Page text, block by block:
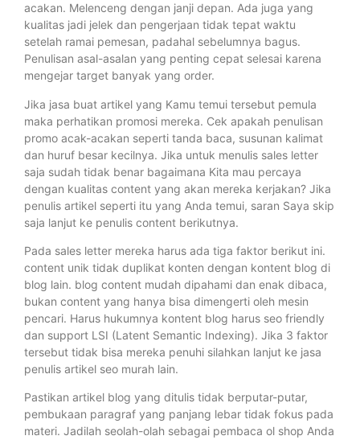
acakan. Melenceng dengan janji depan. Ada juga yang
kualitas jadi jelek dan pengerjaan tidak tepat waktu
setelah ramai pemesan, padahal sebelumnya bagus.
Penulisan asal-asalan yang penting cepat selesai karena
mengejar target banyak yang order.
Jika jasa buat artikel yang Kamu temui tersebut pemula
maka perhatikan promosi mereka. Cek apakah penulisan
promo acak-acakan seperti tanda baca, susunan kalimat
dan huruf besar kecilnya. Jika untuk menulis sales letter
saja sudah tidak benar bagaimana Kita mau percaya
dengan kualitas content yang akan mereka kerjakan? Jika
penulis artikel seperti itu yang Anda temui, saran Saya skip
saja lanjut ke penulis content berikutnya.
Pada sales letter mereka harus ada tiga faktor berikut ini.
content unik tidak duplikat konten dengan kontent blog di
blog lain. blog content mudah dipahami dan enak dibaca,
bukan content yang hanya bisa dimengerti oleh mesin
pencari. Harus hukumnya kontent blog harus seo friendly
dan support LSI (Latent Semantic Indexing). Jika 3 faktor
tersebut tidak bisa mereka penuhi silahkan lanjut ke jasa
penulis artikel seo murah lain.
Pastikan artikel blog yang ditulis tidak berputar-putar,
pembukaan paragraf yang panjang lebar tidak fokus pada
materi. Jadilah seolah-olah sebagai pembaca ol shop Anda